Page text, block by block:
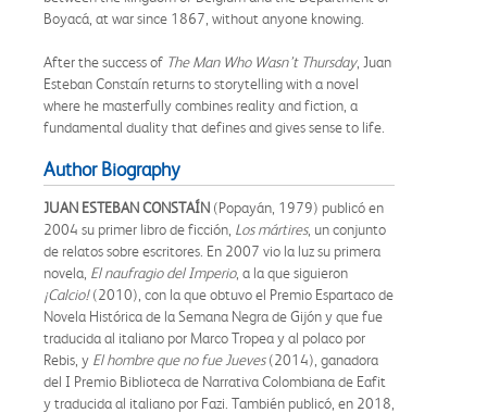
Boyacá, at war since 1867, without anyone knowing.
After the success of The Man Who Wasn’t Thursday, Juan
Esteban Constaín returns to storytelling with a novel
where he masterfully combines reality and fiction, a
fundamental duality that defines and gives sense to life.
Author Biography
JUAN ESTEBAN CONSTAÍN (Popayán, 1979) publicó en
2004 su primer libro de ficción, Los mártires, un conjunto
de relatos sobre escritores. En 2007 vio la luz su primera
novela, El naufragio del Imperio, a la que siguieron
¡Calcio!(2010), con la que obtuvo el Premio Espartaco de
Novela Histórica de la Semana Negra de Gijón y que fue
traducida al italiano por Marco Tropea y al polaco por
Rebis, y El hombre que no fue Jueves(2014), ganadora
del I Premio Biblioteca de Narrativa Colombiana de Eafit
y traducida al italiano por Fazi. También publicó, en 2018,